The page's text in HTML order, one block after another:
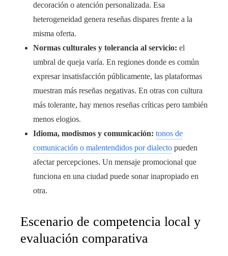
decoración o atención personalizada. Esa
heterogeneidad genera reseñas dispares frente a la
misma oferta.
Normas culturales y tolerancia al servicio: el
umbral de queja varía. En regiones donde es común
expresar insatisfacción públicamente, las plataformas
muestran más reseñas negativas. En otras con cultura
más tolerante, hay menos reseñas críticas pero también
menos elogios.
Idioma, modismos y comunicación: tonos de
comunicación o malentendidos por dialecto pueden
afectar percepciones. Un mensaje promocional que
funciona en una ciudad puede sonar inapropiado en
otra.
Escenario de competencia local y
evaluación comparativa